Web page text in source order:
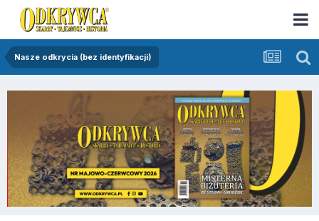
Nasze odkrycia (bez identyfikacji)